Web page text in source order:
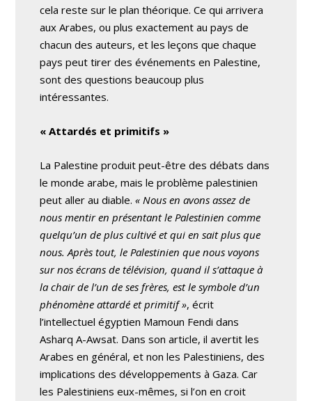
cela reste sur le plan théorique. Ce qui arrivera
aux Arabes, ou plus exactement au pays de
chacun des auteurs, et les leçons que chaque
pays peut tirer des événements en Palestine,
sont des questions beaucoup plus
intéressantes.
« Attardés et primitifs »
La Palestine produit peut-être des débats dans
le monde arabe, mais le problème palestinien
peut aller au diable.« Nous en avons assez de
nous mentir en présentant le Palestinien comme
quelqu’un de plus cultivé et qui en sait plus que
nous. Après tout, le Palestinien que nous voyons
sur nos écrans de télévision, quand il s’attaque à
la chair de l’un de ses frères, est le symbole d’un
phénomène attardé et primitif », écrit
l’intellectuel égyptien Mamoun Fendi dans
Asharq A-Awsat. Dans son article, il avertit les
Arabes en général, et non les Palestiniens, des
implications des développements à Gaza. Car
les Palestiniens eux-mêmes, si l’on en croit